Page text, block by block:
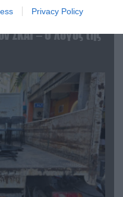
Privacy Policy
ΣΚΑΪ – Ο λόγος της